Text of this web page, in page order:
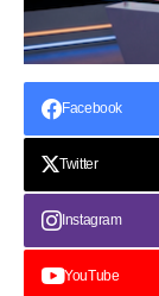
Facebook
Twitter
Instagram
YouTube